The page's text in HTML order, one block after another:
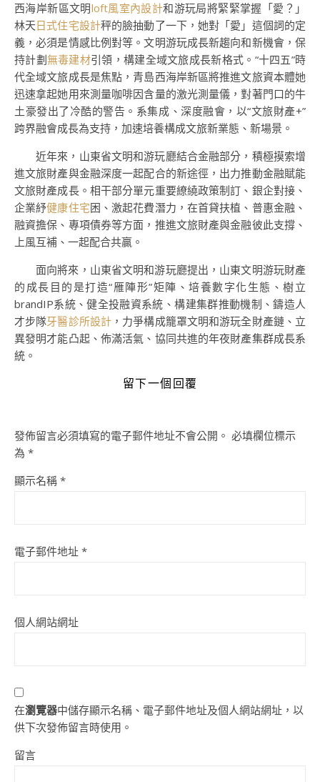
西海岸新區文明loft風室內設計和游玩局將緊緊掌握「愛？」
林天日式住宅設計秤的臉抽動了一下，她對「愛」這個詞的定
義，必須是情感比例對等。文明游玩成長新趨向和新機會，保
持計劃無毒建材引領，構建全域文旅成長新格式。“十四五”時
代全域文旅成長是焦點，青島西海岸新區將推進文旅資本體她
迅速拿起她用來測量咖啡因含量的激光測量儀，對著門口的牛
土豪發出了冷酷的警告。系集成、深度融會，以“文旅財產+”
跨界融會成長為支持，加速培養構成文旅新業態、新場景。
近年來，山東省文明和游玩廳結合金融部分，積極摸索增
進文旅財產與金融深度一起配合的新途徑，出力推動金融賦能
文旅財產成長。相干部分單元重要繚繞政策制訂、銀企對接、
企業紓健康住宅困、激起花費潛力，在首貸扶植、普惠金融、
融資擔保、專項債券等方面，推進文旅財產與金融彼此支撐、
上風互補、一起配合共贏。
面向將來，山東省文明和游玩廳提出，山東文明游玩財產
的成長目的是打造“雁陣形”矩陣、培養數字化生態、樹立
brandIP系統、健全投融資系統、構建集群推動機制、鑄造人
才步隊牙醫診所設計 ，力爭構成籠罩文明和游玩全財產鏈、立
異發明才能凸起、佈滿活氣、協同共進的年夜財產集群成長系
統。
留下一個回覆
發佈留言必須填寫的電子郵件地址不會公開。 必填欄位標示
為 *
顯示名稱 *
電子郵件地址 *
個人網站網址
在瀏覽器中儲存顯示名稱、電子郵件地址及個人網站網址，以
供下次發佈留言時使用。
留言